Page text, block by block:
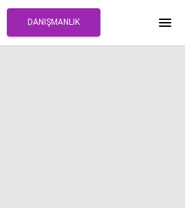
DANIŞMANLIK